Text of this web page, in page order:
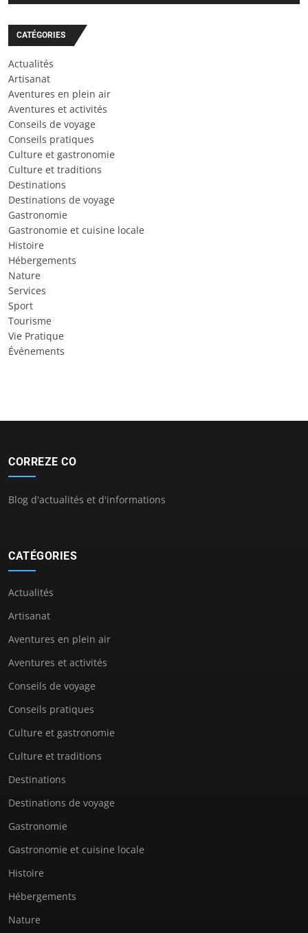
CATÉGORIES
Actualités
Artisanat
Aventures en plein air
Aventures et activités
Conseils de voyage
Conseils pratiques
Culture et gastronomie
Culture et traditions
Destinations
Destinations de voyage
Gastronomie
Gastronomie et cuisine locale
Histoire
Hébergements
Nature
Services
Sport
Tourisme
Vie Pratique
Événements
CORREZE CO
Blog d'actualités et d'informations
CATÉGORIES
Actualités
Artisanat
Aventures en plein air
Aventures et activités
Conseils de voyage
Conseils pratiques
Culture et gastronomie
Culture et traditions
Destinations
Destinations de voyage
Gastronomie
Gastronomie et cuisine locale
Histoire
Hébergements
Nature